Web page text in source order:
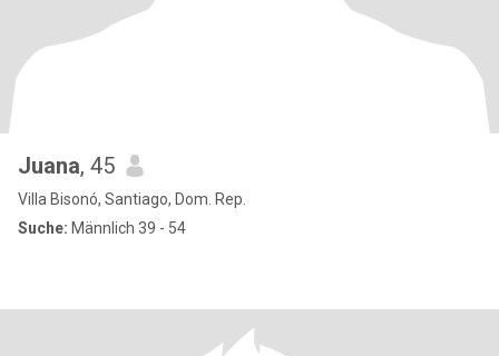
Juana, 45
Villa Bisonó, Santiago, Dom. Rep.
Suche: Männlich 39 - 54